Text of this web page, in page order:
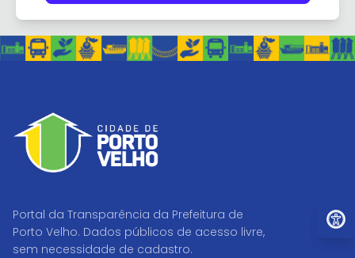
Portal da Transparência da Prefeitura de
Porto Velho. Dados públicos de acesso livre,
sem necessidade de cadastro.
Ir